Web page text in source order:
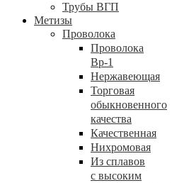
Трубы ВГП
Метизы
Проволока
Проволока
Вр-1
Нержавеющая
Торговая
обыкновенного
качества
Качественная
Нихромовая
Из сплавов
с высоким